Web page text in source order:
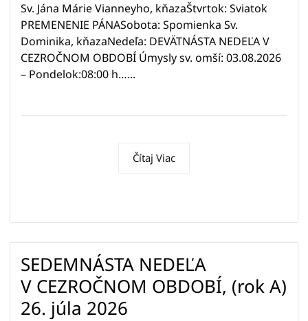
Sv. Jána Márie Vianneyho, kňazaŠtvrtok: Sviatok
PREMENENIE PÁNASobota: Spomienka Sv.
Dominika, kňazaNedeľa: DEVÄTNÁSTA NEDEĽA V
CEZROČNOM OBDOBÍ Úmysly sv. omší: 03.08.2026
– Pondelok:08:00 h…...
Čítaj Viac
SEDEMNÁSTA NEDEĽA
V CEZROČNOM OBDOBÍ, (rok A)
26. júla 2026